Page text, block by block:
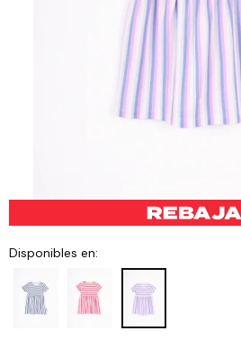
Disponibles en: